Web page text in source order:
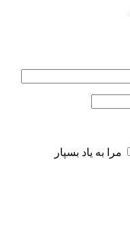
مرا به یاد بسپار